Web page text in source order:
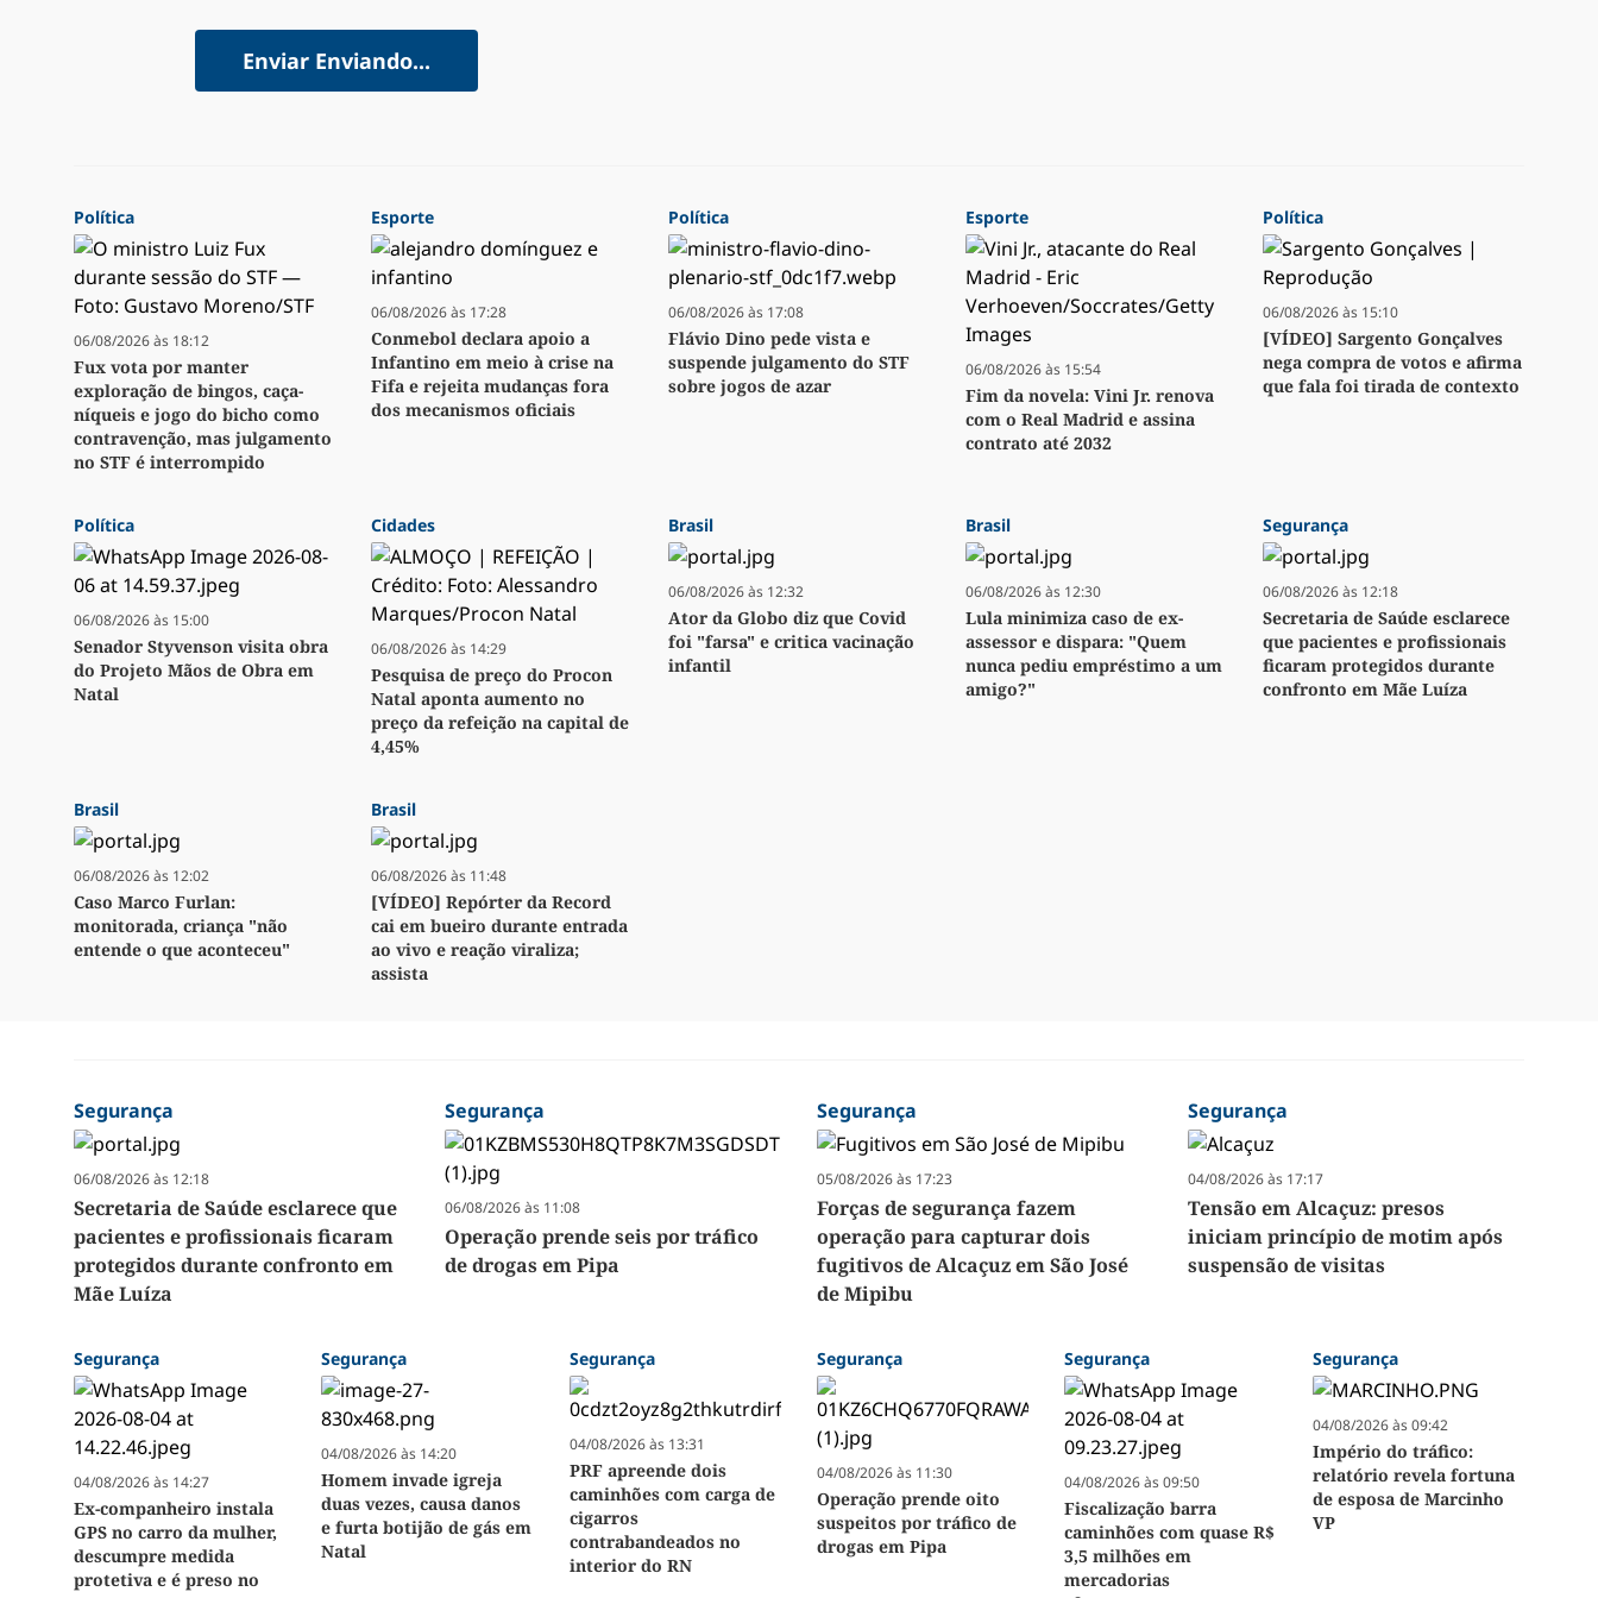
Enviar Enviando...
Política
06/08/2026 às 18:12
Fux vota por manter
exploração de bingos, caça-
níqueis e jogo do bicho como
contravenção, mas julgamento
no STF é interrompido
Esporte
06/08/2026 às 17:28
Conmebol declara apoio a
Infantino em meio à crise na
Fifa e rejeita mudanças fora
dos mecanismos oficiais
Política
06/08/2026 às 17:08
Flávio Dino pede vista e
suspende julgamento do STF
sobre jogos de azar
Esporte
06/08/2026 às 15:54
Fim da novela: Vini Jr. renova
com o Real Madrid e assina
contrato até 2032
Política
06/08/2026 às 15:10
[VÍDEO] Sargento Gonçalves
nega compra de votos e afirma
que fala foi tirada de contexto
Política
06/08/2026 às 15:00
Senador Styvenson visita obra
do Projeto Mãos de Obra em
Natal
Cidades
06/08/2026 às 14:29
Pesquisa de preço do Procon
Natal aponta aumento no
preço da refeição na capital de
4,45%
Brasil
06/08/2026 às 12:32
Ator da Globo diz que Covid
foi "farsa" e critica vacinação
infantil
Brasil
06/08/2026 às 12:30
Lula minimiza caso de ex-
assessor e dispara: "Quem
nunca pediu empréstimo a um
amigo?"
Segurança
06/08/2026 às 12:18
Secretaria de Saúde esclarece
que pacientes e profissionais
ficaram protegidos durante
confronto em Mãe Luíza
Brasil
06/08/2026 às 12:02
Caso Marco Furlan:
monitorada, criança "não
entende o que aconteceu"
Brasil
06/08/2026 às 11:48
[VÍDEO] Repórter da Record
cai em bueiro durante entrada
ao vivo e reação viraliza;
assista
Segurança
06/08/2026 às 12:18
Secretaria de Saúde esclarece que
pacientes e profissionais ficaram
protegidos durante confronto em
Mãe Luíza
Segurança
06/08/2026 às 11:08
Operação prende seis por tráfico
de drogas em Pipa
Segurança
05/08/2026 às 17:23
Forças de segurança fazem
operação para capturar dois
fugitivos de Alcaçuz em São José
de Mipibu
Segurança
04/08/2026 às 17:17
Tensão em Alcaçuz: presos
iniciam princípio de motim após
suspensão de visitas
Segurança
04/08/2026 às 14:27
Ex-companheiro instala
GPS no carro da mulher,
descumpre medida
protetiva e é preso no
Segurança
04/08/2026 às 14:20
Homem invade igreja
duas vezes, causa danos
e furta botijão de gás em
Natal
Segurança
04/08/2026 às 13:31
PRF apreende dois
caminhões com carga de
cigarros
contrabandeados no
interior do RN
Segurança
04/08/2026 às 11:30
Operação prende oito
suspeitos por tráfico de
drogas em Pipa
Segurança
04/08/2026 às 09:50
Fiscalização barra
caminhões com quase R$
3,5 milhões em
mercadorias
Segurança
04/08/2026 às 09:42
Império do tráfico:
relatório revela fortuna
de esposa de Marcinho
VP